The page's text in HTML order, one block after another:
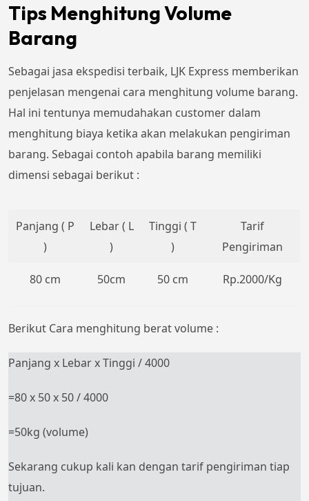
Tips Menghitung Volume
Barang
Sebagai jasa ekspedisi terbaik, LJK Express memberikan
penjelasan mengenai cara menghitung volume barang.
Hal ini tentunya memudahakan customer dalam
menghitung biaya ketika akan melakukan pengiriman
barang. Sebagai contoh apabila barang memiliki
dimensi sebagai berikut :
Panjang ( P
)
Lebar ( L
)
Tinggi ( T
)
Tarif
Pengiriman
80 cm 50cm 50 cm Rp.2000/Kg
Berikut Cara menghitung berat volume :
Panjang x Lebar x Tinggi / 4000
=80 x 50 x 50 / 4000
=50kg (volume)
Sekarang cukup kali kan dengan tarif pengiriman tiap
tujuan.